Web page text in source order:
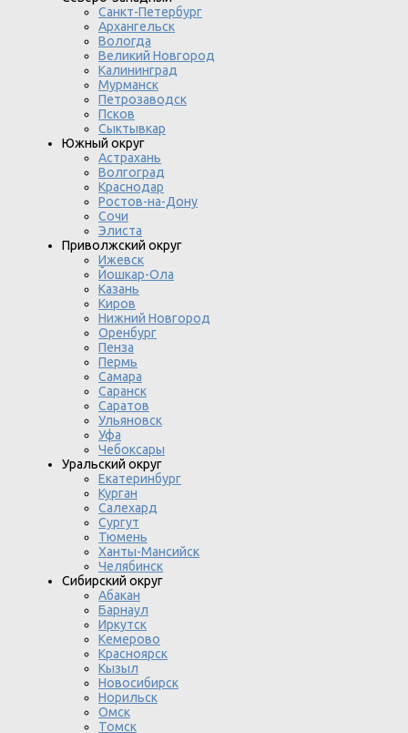
Санкт-Петербург
Архангельск
Вологда
Великий Новгород
Калининград
Мурманск
Петрозаводск
Псков
Сыктывкар
Южный округ
Астрахань
Волгоград
Краснодар
Ростов-на-Дону
Сочи
Элиста
Приволжский округ
Ижевск
Йошкар-Ола
Казань
Киров
Нижний Новгород
Оренбург
Пенза
Пермь
Самара
Саранск
Саратов
Ульяновск
Уфа
Чебоксары
Уральский округ
Екатеринбург
Курган
Салехард
Сургут
Тюмень
Ханты-Мансийск
Челябинск
Сибирский округ
Абакан
Барнаул
Иркутск
Кемерово
Красноярск
Кызыл
Новосибирск
Норильск
Омск
Томск